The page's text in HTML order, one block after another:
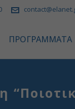
ΠΡΟΓΡΑΜΜΑΤΑ